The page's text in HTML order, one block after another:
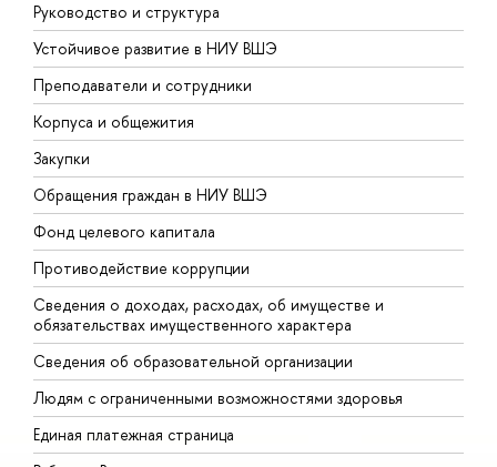
Руководство и структура
Устойчивое развитие в НИУ ВШЭ
Преподаватели и сотрудники
Корпуса и общежития
Закупки
Обращения граждан в НИУ ВШЭ
Фонд целевого капитала
Противодействие коррупции
Сведения о доходах, расходах, об имуществе и
обязательствах имущественного характера
Сведения об образовательной организации
Людям с ограниченными возможностями здоровья
Единая платежная страница